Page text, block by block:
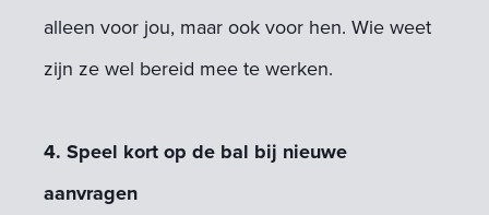
alleen voor jou, maar ook voor hen. Wie weet
zijn ze wel bereid mee te werken.
4. Speel kort op de bal bij nieuwe
aanvragen